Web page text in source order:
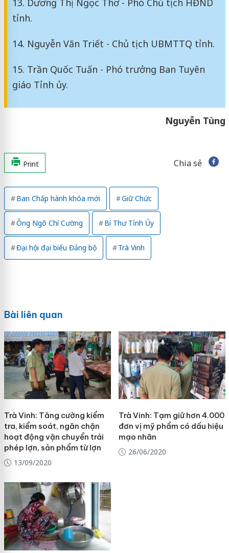
tỉnh.
14. Nguyễn Văn Triết - Chủ tịch UBMTTQ tỉnh.
15. Trần Quốc Tuấn - Phó trưởng Ban Tuyên
giáo Tỉnh ủy.
Nguyễn Tùng
Print Chia sẻ
Ban Chấp hành khóa mới Giữ Chức
Ông Ngô Chí Cường Bí Thư Tỉnh Ủy
Đại hội đại biểu Đảng bộ Trà Vinh
Bài liên quan
Trà Vinh: Tăng cường kiểm
tra, kiểm soát, ngăn chặn
hoạt động vận chuyển trái
phép lợn, sản phẩm từ lợn
13/09/2020
Trà Vinh: Tạm giữ hơn 4.000
đơn vị mỹ phẩm có dấu hiệu
mạo nhãn
26/06/2020